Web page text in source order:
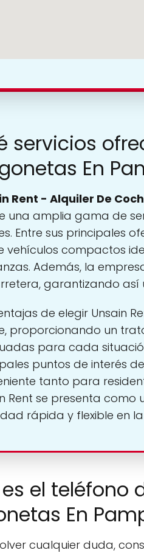
servicios
En
Rent - Alquiler De
una amplia gama de
Entre sus principales
vehículos compactos
Además, la
garantizando así
de elegir Unsain
proporcionando un
para cada
puntos de interés
tanto para
Rent se presenta
rápida y flexible en
el teléfono
En
cualquier duda,